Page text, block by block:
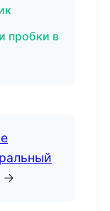
пробки в
→